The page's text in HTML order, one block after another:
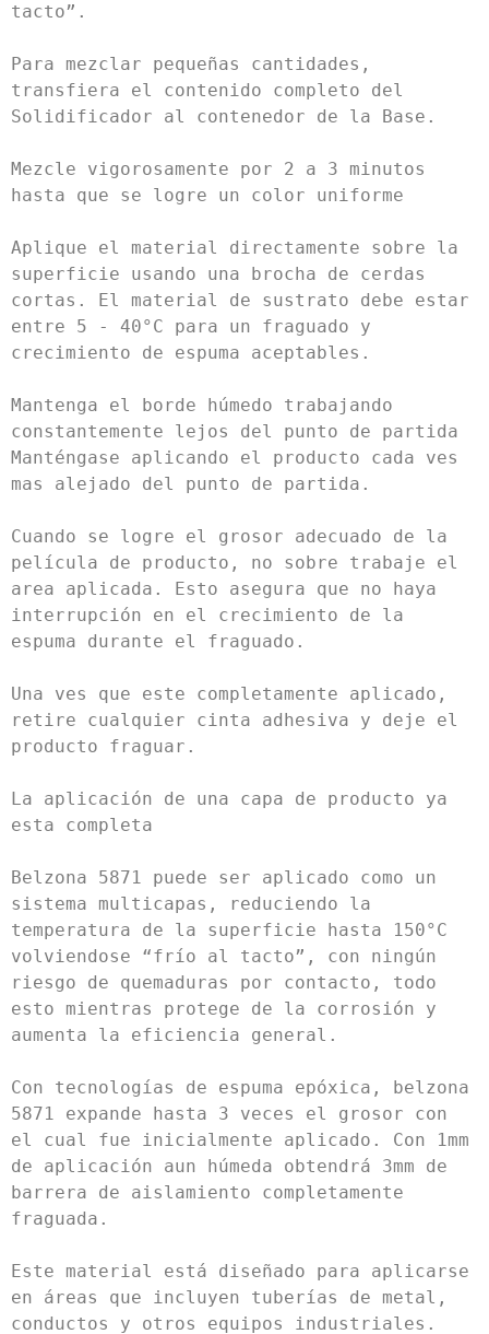
tacto”.
Para mezclar pequeñas cantidades,
transfiera el contenido completo del
Solidificador al contenedor de la Base.
Mezcle vigorosamente por 2 a 3 minutos
hasta que se logre un color uniforme
Aplique el material directamente sobre la
superficie usando una brocha de cerdas
cortas. El material de sustrato debe estar
entre 5 - 40°C para un fraguado y
crecimiento de espuma aceptables.
Mantenga el borde húmedo trabajando
constantemente lejos del punto de partida
Manténgase aplicando el producto cada ves
mas alejado del punto de partida.
Cuando se logre el grosor adecuado de la
película de producto, no sobre trabaje el
area aplicada. Esto asegura que no haya
interrupción en el crecimiento de la
espuma durante el fraguado.
Una ves que este completamente aplicado,
retire cualquier cinta adhesiva y deje el
producto fraguar.
La aplicación de una capa de producto ya
esta completa
Belzona 5871 puede ser aplicado como un
sistema multicapas, reduciendo la
temperatura de la superficie hasta 150°C
volviendose “frío al tacto”, con ningún
riesgo de quemaduras por contacto, todo
esto mientras protege de la corrosión y
aumenta la eficiencia general.
Con tecnologías de espuma epóxica, belzona
5871 expande hasta 3 veces el grosor con
el cual fue inicialmente aplicado. Con 1mm
de aplicación aun húmeda obtendrá 3mm de
barrera de aislamiento completamente
fraguada.
Este material está diseñado para aplicarse
en áreas que incluyen tuberías de metal,
conductos y otros equipos industriales.